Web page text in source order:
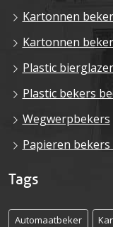
Kartonnen
Kartonnen
Plastic
Plastic bekers
Wegwerpbekers
Papieren
Tags
Automaatbeker